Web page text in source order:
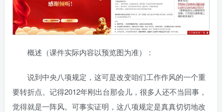
概述（课件实际内容以预览图为准）：
说到中央八项规定，这可是改变咱们工作作风的一个重
要转折点。记得2012年刚出台那会儿，很多人还不当回事，
觉得就是一阵风。可事实证明，这八项规定是真真切切地改